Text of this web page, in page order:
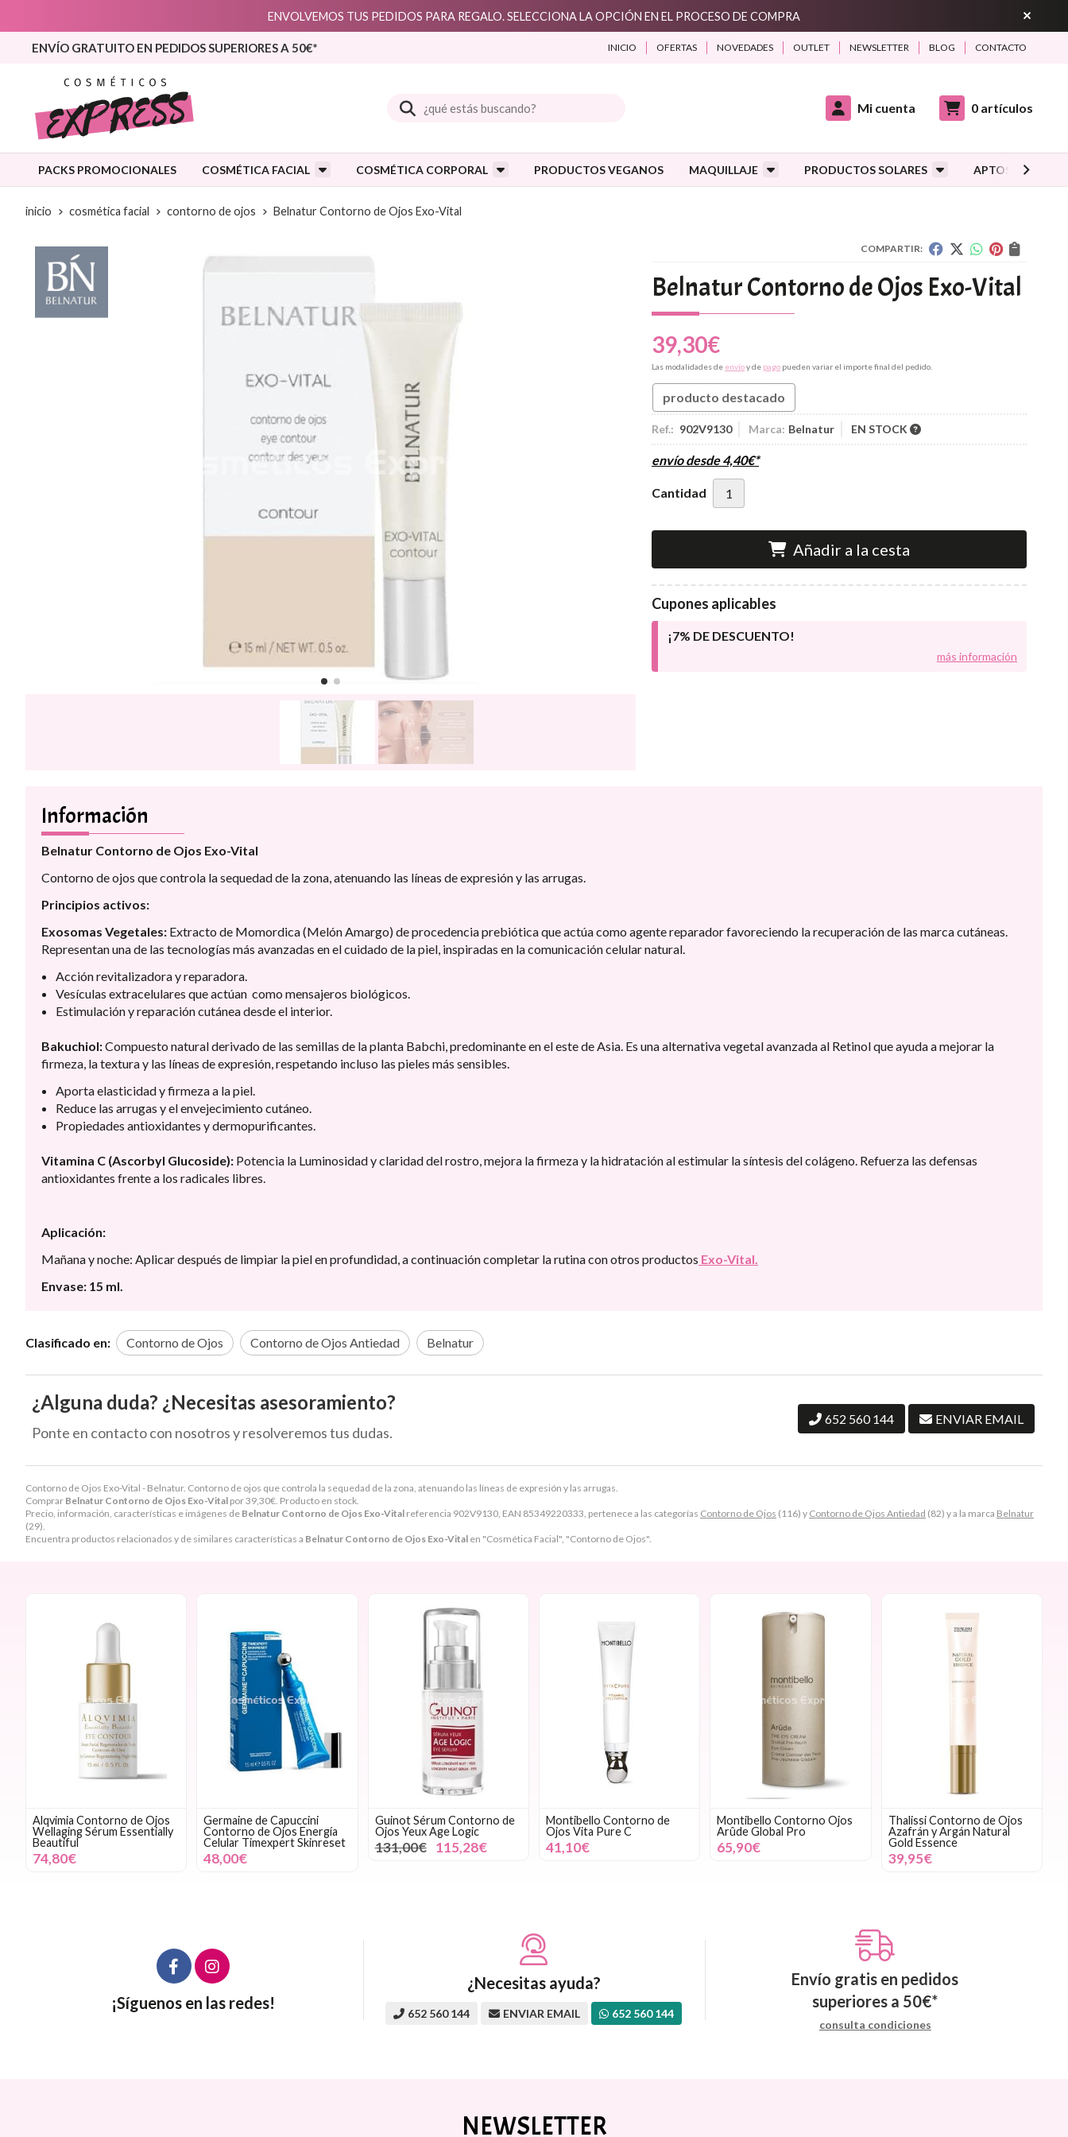
ENVOLVEMOS TUS PEDIDOS PARA REGALO. SELECCIONA LA OPCIÓN EN EL PROCESO DE COMPRA
ENVÍO GRATUITO EN PEDIDOS SUPERIORES A 50€* INICIO OFERTAS NOVEDADES OUTLET NEWSLETTER BLOG CONTACTO
Buscar Mi cuenta 0 artículos
PACKS PROMOCIONALES COSMÉTICA FACIAL COSMÉTICA CORPORAL PRODUCTOS VEGANOS MAQUILLAJE PRODUCTOS SOLARES APTOS
inicio cosmética facial contorno de ojos Belnatur Contorno de Ojos Exo-Vital
COMPARTIR:
Belnatur Contorno de Ojos Exo-Vital
39,30€
Las modalidades de envíoy de pago pueden variar el importe final del pedido.
producto destacado
Ref.: 902V9130 Marca: Belnatur EN STOCK
envío desde4,40€*
Cantidad
Añadir a la cesta
Cupones aplicables
¡7% DE DESCUENTO!
más información
Contorno de Ojos Exo-Vital - Belnatur. Contorno de ojos que controla la sequedad de la zona, atenuando las líneas de expresión y las arrugas.
Comprar Belnatur Contorno de Ojos Exo-Vital por39,30€. Producto en stock.
Precio, información, características e imágenes de Belnatur Contorno de Ojos Exo-Vital referencia 902V9130, EAN 85349220333, pertenece a las categorías Contorno de Ojos (116) y Contorno de Ojos Antiedad (82) y a la marca Belnatur
(29).
Encuentra productos relacionados y de similares características a Belnatur Contorno de Ojos Exo-Vital en "Cosmética Facial", "Contorno de Ojos".
Información
Belnatur Contorno de Ojos Exo-Vital
Contorno de ojos que controla la sequedad de la zona, atenuando las líneas de expresión y las arrugas.
Principios activos:
Exosomas Vegetales: Extracto de Momordica (Melón Amargo) de procedencia prebiótica que actúa como agente reparador favoreciendo la recuperación de las marca cutáneas.
Representan una de las tecnologías más avanzadas en el cuidado de la piel, inspiradas en la comunicación celular natural.
Acción revitalizadora y reparadora.
Vesículas extracelulares que actúan como mensajeros biológicos.
Estimulación y reparación cutánea desde el interior.
Bakuchiol:Compuesto natural derivado de las semillas de la planta Babchi, predominante en el este de Asia. Es una alternativa vegetal avanzada al Retinol que ayuda a mejorar la
firmeza, la textura y las líneas de expresión, respetando incluso las pieles más sensibles.
Aporta elasticidad y firmeza a la piel.
Reduce las arrugas y el envejecimiento cutáneo.
Propiedades antioxidantes y dermopurificantes.
Vitamina C (Ascorbyl Glucoside): Potencia la Luminosidad y claridad del rostro, mejora la firmeza y la hidratación al estimular la síntesis del colágeno. Refuerza las defensas
antioxidantes frente a los radicales libres.
Aplicación:
Mañana y noche: Aplicar después de limpiar la piel en profundidad, a continuación completar la rutina con otros productos Exo-Vital.
Envase: 15 ml.
Clasificado en: Contorno de Ojos Contorno de Ojos Antiedad Belnatur
¿Alguna duda? ¿Necesitas asesoramiento?
Ponte en contacto con nosotros y resolveremos tus dudas.
652 560 144 ENVIAR EMAIL
Alqvimia Contorno de Ojos
Wellaging Sérum Essentially
Beautiful
74,80€
Germaine de Capuccini
Contorno de Ojos Energía
Celular Timexpert Skinreset
48,00€
Guinot Sérum Contorno de
Ojos Yeux Age Logic
131,00€ 115,28€
Montibello Contorno de
Ojos Vita Pure C
41,10€
Montibello Contorno Ojos
Arûde Global Pro
65,90€
Thalissi Contorno de Ojos
Azafrán y Argán Natural
Gold Essence
39,95€
¡Síguenos en las redes!
¿Necesitas ayuda?
652 560 144 ENVIAR EMAIL 652 560 144
Envío gratis en pedidos
superiores a 50€*
consulta condiciones
NEWSLETTER